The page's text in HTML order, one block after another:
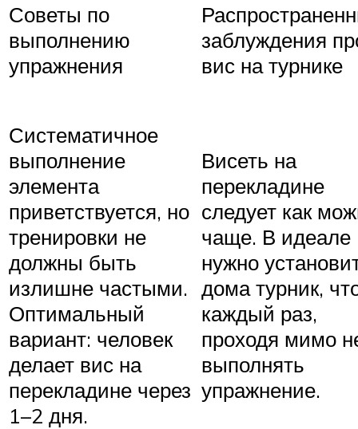
Советы по
выполнению
упражнения
заблуждения
вис на турнике
Систематичное
выполнение
элемента
приветствуется, но
тренировки не
должны быть
излишне частыми.
Оптимальный
вариант: человек
делает вис на
перекладине через
1–2 дня.
Висеть на
перекладине
следует как
чаще. В идеале
нужно
дома турник,
каждый раз,
проходя мимо
выполнять
упражнение.